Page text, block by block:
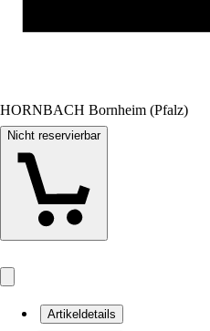
HORNBACH Bornheim (Pfalz)
Nicht reservierbar
Artikeldetails